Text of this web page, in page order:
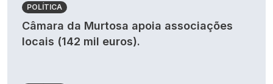
POLÍTICA
Câmara da Murtosa apoia associações
locais (142 mil euros).